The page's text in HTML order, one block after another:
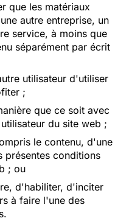
que les matériaux
autre entreprise, un
service, à moins que
séparément par écrit
utilisateur d'utiliser
;
que ce soit avec
du site web ;
le contenu, d'une
présentes conditions
; ou
d'habiliter, d'inciter
à faire l'une des